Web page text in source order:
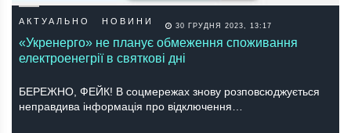
АКТУАЛЬНО НОВИНИ 30 ГРУДНЯ 2023, 13:17
«Укренерго» не планує обмеження споживання
електроенегрії в святкові дні
БЕРЕЖНО, ФЕЙК! В соцмережах знову розповсюджується
неправдива інформація про відключення…